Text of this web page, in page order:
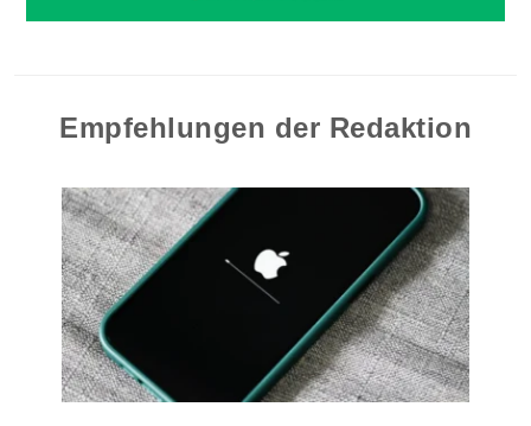
Empfehlungen der Redaktion